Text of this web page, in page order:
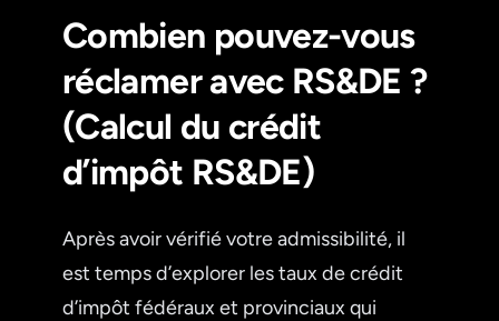
Combien pouvez-vous
réclamer avec RS&DE ?
(Calcul du crédit
d’impôt RS&DE)
Après avoir vérifié votre admissibilité, il
est temps d’explorer les taux de crédit
d’impôt fédéraux et provinciaux qui